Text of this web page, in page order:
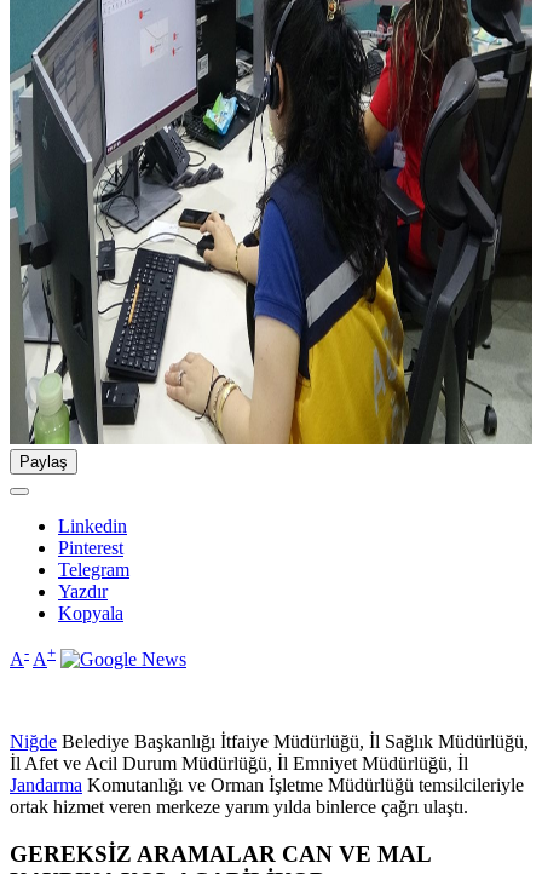
Paylaş
Linkedin
Pinterest
Telegram
Yazdır
Kopyala
A- A+
Niğde Belediye Başkanlığı İtfaiye Müdürlüğü, İl Sağlık Müdürlüğü,
İl Afet ve Acil Durum Müdürlüğü, İl Emniyet Müdürlüğü, İl
Jandarma Komutanlığı ve Orman İşletme Müdürlüğü temsilcileriyle
ortak hizmet veren merkeze yarım yılda binlerce çağrı ulaştı.
GEREKSİZ ARAMALAR CAN VE MAL